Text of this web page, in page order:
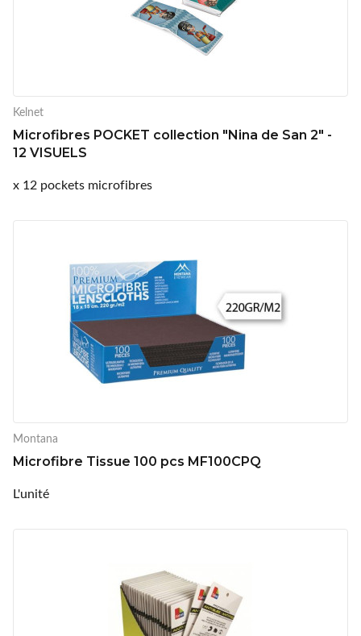
Kelnet
Microfibres POCKET collection "Nina de San 2" -
12 VISUELS
x 12 pockets microfibres
Montana
Microfibre Tissue 100 pcs MF100CPQ
L'unité